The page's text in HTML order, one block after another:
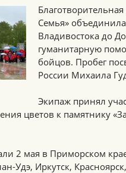
Семья»
Владивостока до
гуманитарную
бойцов. Пробег
России Михаила
Экипаж принял
цветов к памятнику
2 мая в Приморском
Удэ, Иркутск,